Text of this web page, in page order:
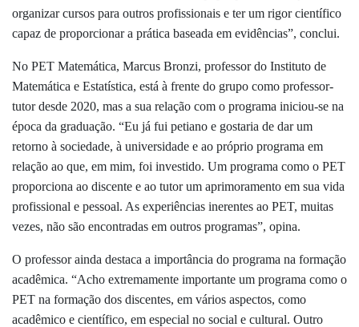
organizar cursos para outros profissionais e ter um rigor científico
capaz de proporcionar a prática baseada em evidências”, conclui.
No PET Matemática, Marcus Bronzi, professor do Instituto de
Matemática e Estatística, está à frente do grupo como professor-
tutor desde 2020, mas a sua relação com o programa iniciou-se na
época da graduação. “Eu já fui petiano e gostaria de dar um
retorno à sociedade, à universidade e ao próprio programa em
relação ao que, em mim, foi investido. Um programa como o PET
proporciona ao discente e ao tutor um aprimoramento em sua vida
profissional e pessoal. As experiências inerentes ao PET, muitas
vezes, não são encontradas em outros programas”, opina.
O professor ainda destaca a importância do programa na formação
acadêmica. “Acho extremamente importante um programa como o
PET na formação dos discentes, em vários aspectos, como
acadêmico e científico, em especial no social e cultural. Outro